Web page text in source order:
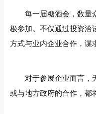
每一届糖酒会，数量
极参加。不仅通过投资洽
方式与业内企业合作，谋
对于参展企业而言，
或与地方政府的合作，都